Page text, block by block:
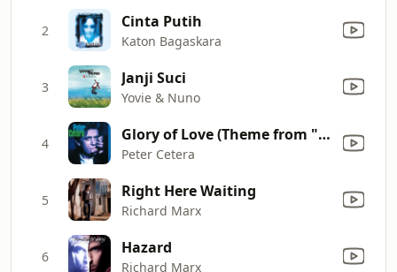
2 Cinta Putih
Katon Bagaskara
3 Janji Suci
Yovie & Nuno
4 Glory of Love (Theme from "the Karate Kid, Pt. II")
Peter Cetera
5 Right Here Waiting
Richard Marx
6 Hazard
Richard Marx